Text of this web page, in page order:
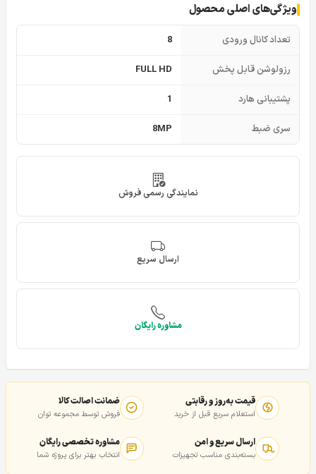
ویژگی‌های اصلی محصول
تعداد کانال ورودی 8
رزولوشن قابل پخش FULL HD
پشتیبانی هارد 1
سری ضبط 8MP
نمایندگی رسمی فروش
ارسال سریع
مشاوره رایگان
قیمت به‌روز و رقابتی
استعلام سریع قبل از خرید
ضمانت اصالت کالا
فروش توسط مجموعه توان
ارسال سریع و امن
بسته‌بندی مناسب تجهیزات
مشاوره تخصصی رایگان
انتخاب بهتر برای پروژه شما